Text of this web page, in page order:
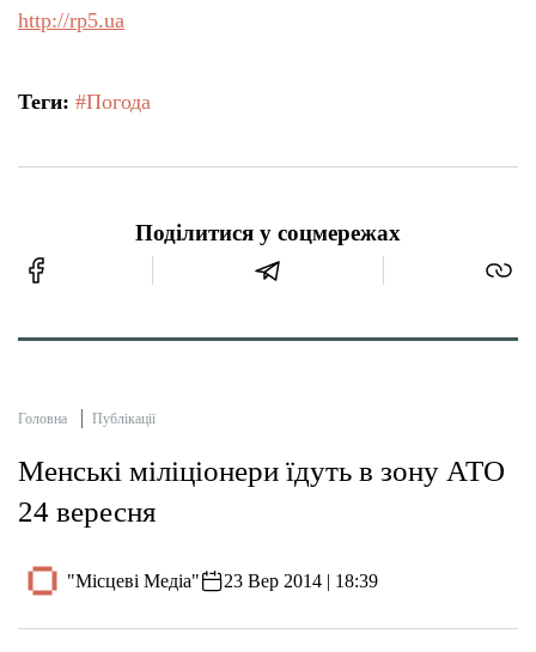
http://rp5.ua
Теги: #Погода
Поділитися у соцмережах
Головна Публікації
Менські міліціонери їдуть в зону АТО
24 вересня
"Місцеві Медіа" 23 Вер 2014 | 18:39